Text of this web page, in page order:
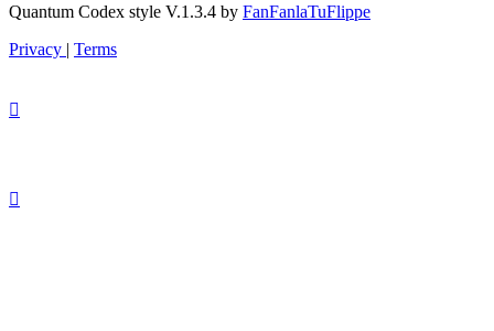
Quantum Codex style V.1.3.4 by FanFanlaTuFlippe
Privacy | Terms